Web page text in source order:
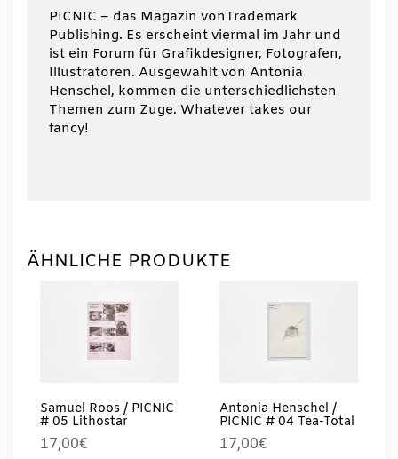
PICNIC – das Magazin vonTrademark
Publishing. Es erscheint viermal im Jahr und
ist ein Forum für Grafikdesigner, Fotografen,
Illustratoren. Ausgewählt von Antonia
Henschel, kommen die unterschiedlichsten
Themen zum Zuge. Whatever takes our
fancy!
ÄHNLICHE PRODUKTE
Samuel Roos / PICNIC
# 05 Lithostar
17,00€
Antonia Henschel /
PICNIC # 04 Tea-Total
17,00€